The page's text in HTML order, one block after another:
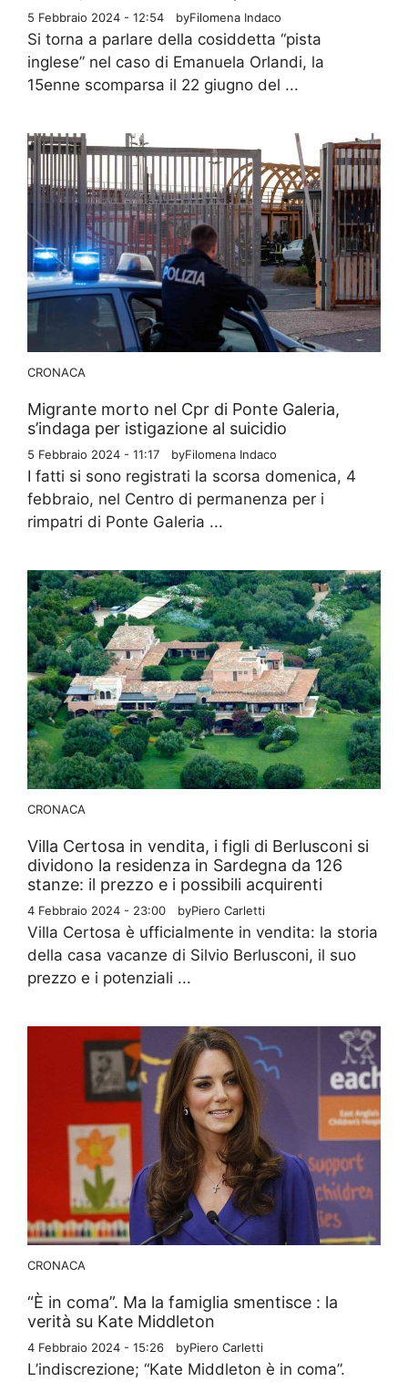
5 Febbraio 2024 - 12:54 byFilomena Indaco
Si torna a parlare della cosiddetta “pista
inglese” nel caso di Emanuela Orlandi, la
15enne scomparsa il 22 giugno del ...
CRONACA
Migrante morto nel Cpr di Ponte Galeria,
s’indaga per istigazione al suicidio
5 Febbraio 2024 - 11:17 byFilomena Indaco
I fatti si sono registrati la scorsa domenica, 4
febbraio, nel Centro di permanenza per i
rimpatri di Ponte Galeria ...
CRONACA
Villa Certosa in vendita, i figli di Berlusconi si
dividono la residenza in Sardegna da 126
stanze: il prezzo e i possibili acquirenti
4 Febbraio 2024 - 23:00 byPiero Carletti
Villa Certosa è ufficialmente in vendita: la storia
della casa vacanze di Silvio Berlusconi, il suo
prezzo e i potenziali ...
CRONACA
“È in coma”. Ma la famiglia smentisce : la
verità su Kate Middleton
4 Febbraio 2024 - 15:26 byPiero Carletti
L’indiscrezione; “Kate Middleton è in coma”.